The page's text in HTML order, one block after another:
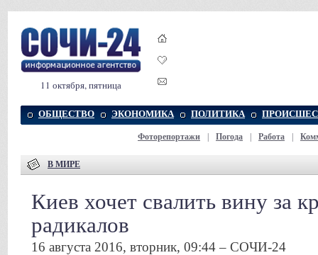
11 октября, пятница
ОБЩЕСТВО ЭКОНОМИКА ПОЛИТИКА
Фоторепортажи Погода Работа
В МИРЕ
Киев хочет свалить вину за
радикалов
16 августа 2016, вторник, 09:44 – СОЧИ-24